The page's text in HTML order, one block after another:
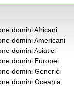
domini Africani
domini Americani
domini Asiatici
domini Europei
domini Generici
domini Oceania